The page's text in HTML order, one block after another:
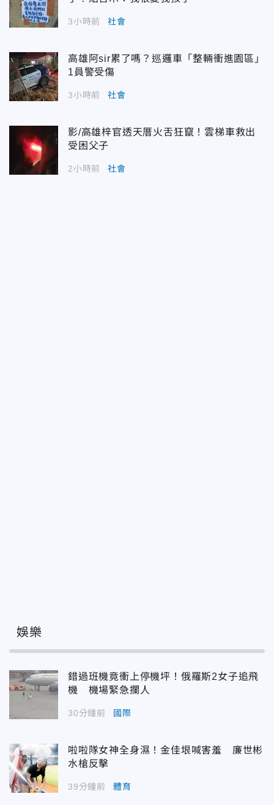
3小時前 社會
高雄阿sir累了嗎？巡邏車「整輛衝進園區」
1員警受傷
3小時前 社會
影/高雄梓官透天厝火舌狂竄！雲梯車救出
受困父子
2小時前 社會
娛樂
錯過班機竟衝上停機坪！俄羅斯2女子追飛
機 機場緊急攔人
30分鐘前 國際
啦啦隊女神全身濕！金佳垠喊害羞 廉世彬
水槍反擊
39分鐘前 體育